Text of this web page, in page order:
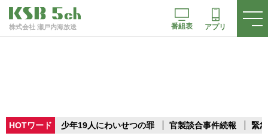
株式会社 瀬戸内海放送 番組表 アプリ
HOTワード 少年19人にわいせつの罪 官製談合事件続報 緊